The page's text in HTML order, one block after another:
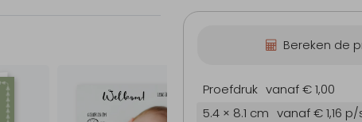
Bereken de
Proefdruk vanaf € 1,00
5.4 × 8.1 cm vanaf € 1,16 p/